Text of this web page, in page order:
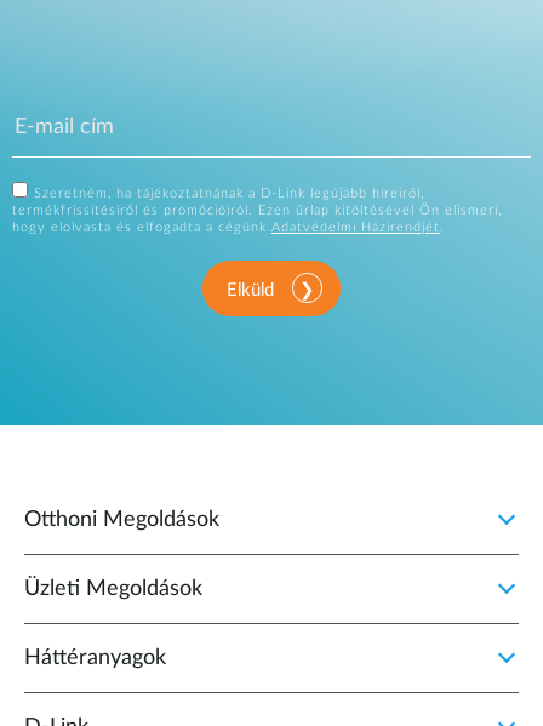
Szeretném, ha tájékoztatnának a D-Link legújabb híreiről,
termékfrissítésiről és promócióiról. Ezen űrlap kitöltésével Ön elismeri,
hogy elolvasta és elfogadta a cégünk Adatvédelmi Házirendjét.
Elküld
Otthoni Megoldások
Üzleti Megoldások
Háttéranyagok